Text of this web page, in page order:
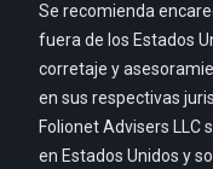
Se recomienda
fuera de los Estados
corretaje y
en sus respectivas
Folionet Advisers LLC
en Estados Unidos y